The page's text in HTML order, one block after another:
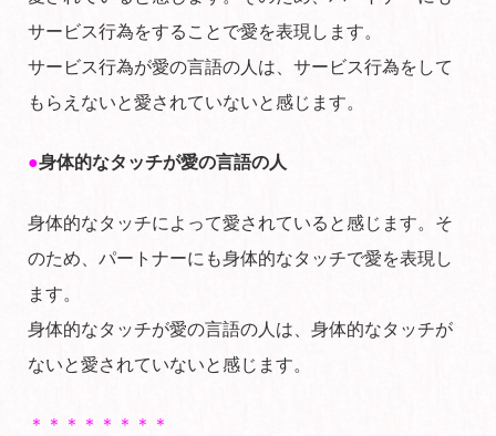
サービス行為をすることで愛を表現します。
サービス行為が愛の言語の人は、サービス行為をして
もらえないと愛されていないと感じます。
●身体的なタッチが愛の言語の人
身体的なタッチによって愛されていると感じます。そ
のため、パートナーにも身体的なタッチで愛を表現し
ます。
身体的なタッチが愛の言語の人は、身体的なタッチが
ないと愛されていないと感じます。
＊＊＊＊＊＊＊＊